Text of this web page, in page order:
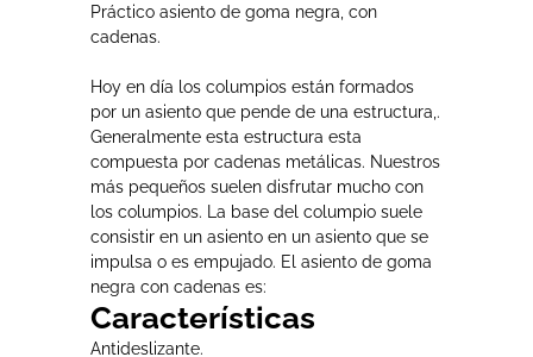
Práctico asiento de goma negra, con
cadenas.
Hoy en día los columpios están formados
por un asiento que pende de una estructura,.
Generalmente esta estructura esta
compuesta por cadenas metálicas. Nuestros
más pequeños suelen disfrutar mucho con
los columpios. La base del columpio suele
consistir en un asiento en un asiento que se
impulsa o es empujado. El asiento de goma
negra con cadenas es:
Características
Antideslizante.